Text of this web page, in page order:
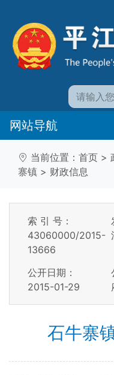
网站导航
当前位置： 首页 >
寨镇 > 财政信息
索 引 号：
43060000/2015-
13666
公开日期：
2015-01-29
石牛寨